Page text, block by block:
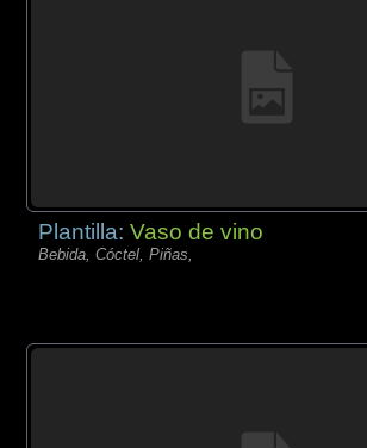
Plantilla:Vaso de vino
Bebida, Cóctel, Piñas,